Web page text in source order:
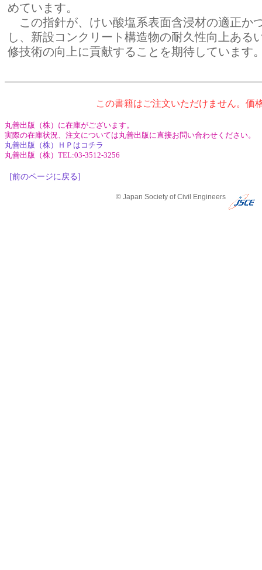
めています。
この指針が、けい酸塩系表面含浸材の適正か
し、新設コンクリート構造物の耐久性向上ある
修技術の向上に貢献することを期待しています
この書籍はご注文いただけません。価
丸善出版（株）に在庫がございます。
実際の在庫状況、注文については丸善出版に直接お問い合わせください。
丸善出版（株）ＨＰはコチラ
丸善出版（株）TEL:03-3512-3256
[前のページに戻る]
© Japan Society of Civil Engineers